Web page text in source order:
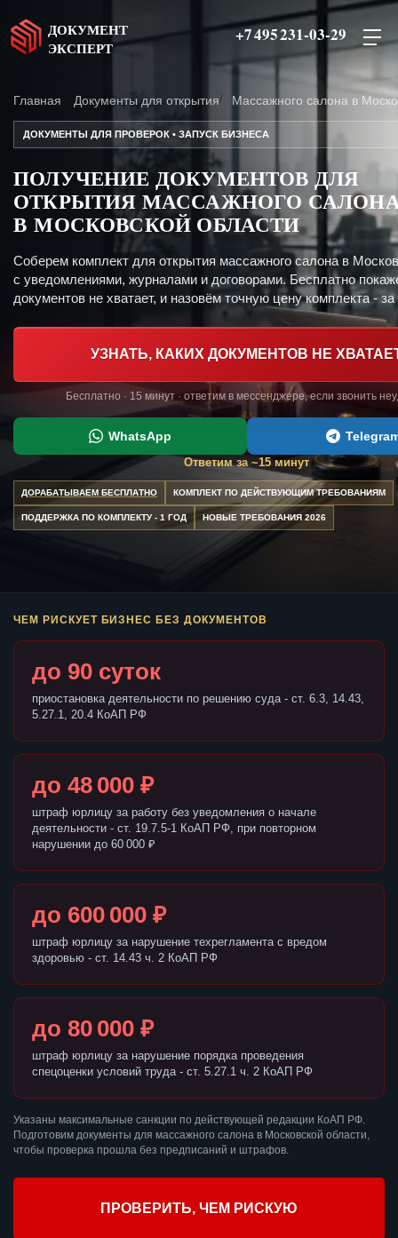
ДОКУМЕНТ
ЭКСПЕРТ
+7 495 231-03-29
Главная Документы для открытия Массажного салона в
ДОКУМЕНТЫ ДЛЯ ПРОВЕРОК • ЗАПУСК БИЗНЕСА
ПОЛУЧЕНИЕ ДОКУМЕНТОВ ДЛЯ
ОТКРЫТИЯ МАССАЖНОГО
В МОСКОВСКОЙ ОБЛАСТИ
Соберем комплект для открытия массажного салона в
с уведомлениями, журналами и договорами. Бесплатно
документов не хватает, и назовём точную цену комплекта - за
УЗНАТЬ, КАКИХ ДОКУМЕНТОВ НЕ
Бесплатно · 15 минут · ответим в мессенджере, если звонить
WhatsApp
Ответим за ~15 минут
ДОРАБАТЫВАЕМ БЕСПЛАТНО КОМПЛЕКТ ПО ДЕЙСТВУЮЩИМ ТРЕБОВАНИЯМ
ПОДДЕРЖКА ПО КОМПЛЕКТУ - 1 ГОД НОВЫЕ ТРЕБОВАНИЯ 2026
ЧЕМ РИСКУЕТ БИЗНЕС БЕЗ ДОКУМЕНТОВ
до 90 суток
приостановка деятельности по решению суда - ст. 6.3, 14.43,
5.27.1, 20.4 КоАП РФ
до 48 000 ₽
штраф юрлицу за работу без уведомления о начале
деятельности - ст. 19.7.5-1 КоАП РФ, при повторном
нарушении до 60 000 ₽
до 600 000 ₽
штраф юрлицу за нарушение техрегламента с вредом
здоровью - ст. 14.43 ч. 2 КоАП РФ
до 80 000 ₽
штраф юрлицу за нарушение порядка проведения
спецоценки условий труда - ст. 5.27.1 ч. 2 КоАП РФ
Указаны максимальные санкции по действующей редакции КоАП РФ.
Подготовим документы для массажного салона в Московской области,
чтобы проверка прошла без предписаний и штрафов.
ПРОВЕРИТЬ, ЧЕМ РИСКУЮ